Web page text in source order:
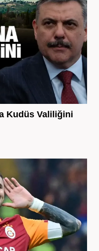
Kudüs Valiliğini